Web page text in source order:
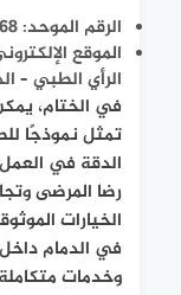
الرقم الموحد: 920006868
الموقع
الرأي الطبي –
في الختام،
تمثل نموذجًا
الدقة في
رضا المرضى
الخيارات
في الدمام
وخدمات